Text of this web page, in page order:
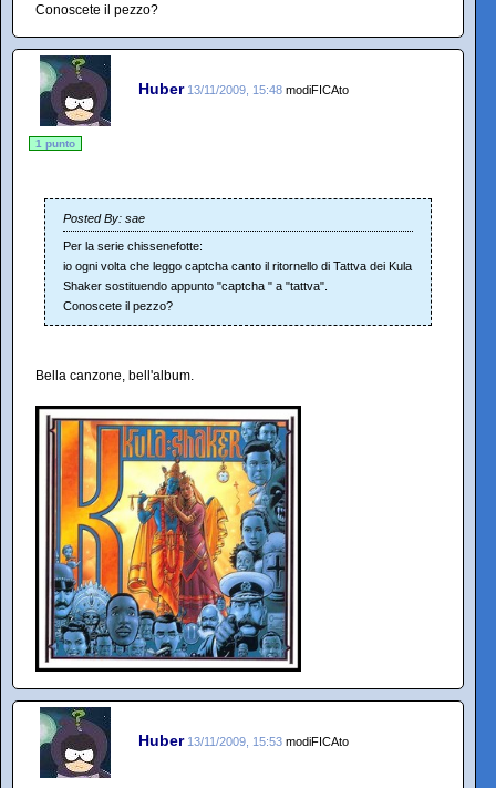
Conoscete il pezzo?
Huber 13/11/2009, 15:48 modiFICAto
1 punto
Posted By: sae
Per la serie chissenefotte:
io ogni volta che leggo captcha canto il ritornello di Tattva dei Kula
Shaker sostituendo appunto "captcha " a "tattva".
Conoscete il pezzo?
Bella canzone, bell'album.
Huber 13/11/2009, 15:53 modiFICAto